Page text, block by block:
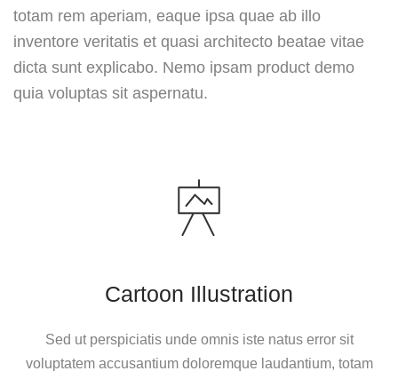
totam rem aperiam, eaque ipsa quae ab illo
inventore veritatis et quasi architecto beatae vitae
dicta sunt explicabo. Nemo ipsam product demo
quia voluptas sit aspernatu.
Cartoon Illustration
Sed ut perspiciatis unde omnis iste natus error sit
voluptatem accusantium doloremque laudantium, totam